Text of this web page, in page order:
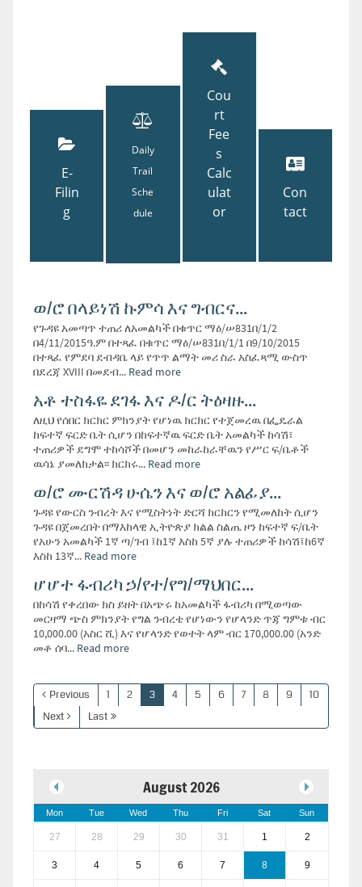
E-
Filin
g
Daily
Trail
Sche
dule
Cou
rt
Fee
s
Calc
ulat
or
Con
tact
ወ/ሮ በላይነሽ ኩምሳ እና ግብርና...
የጉዳዩ አመጣጥ ተጠሪ ለአመልካች በቁጥር ማዕ/ሠ831በ/1/2
በ4/11/2015ዓ.ም በተጻፈ በቁጥር ማዕ/ሠ831በ/1/1 በ9/10/2015
በተጻፈ የምደባ ደብዳቤ ላይ የጥጥ ልማት መሪ ስራ አስፈጻሚ ውስጥ
በደረጃ XVIII በመደብ... Read more
አቶ ተስፋዬ ደገፋ እና ዶ/ር ትዕዛዙ...
ለዚህ የሰበር ክርክር ምክንያት የሆነዉ ክርክር የተጀመረዉ በፌዴራል
ከፍተኛ ፍርድ ቤት ሲሆን በከፍተኛዉ ፍርድ ቤት አመልካች ከሳሽ፣
ተጠሪዎች ደግሞ ተከሳሾች በመሆን መከራከራቸዉን የሥር ፍ/ቤቶች
ዉሳኔ ያመለክታል፡፡ ክርክሩ... Read more
ወ/ሮ ሙርሽዳ ሁሴን እና ወ/ሮ አልፊያ...
ጉዳዩ የውርስ ንብረት እና የሚስትነት ድርሻ ክርክርን የሚመለከት ሲሆን
ጉዳዩ በጀመረበት በማእከላዊ ኢትዮጵያ ክልል ስልጤ ዞን ከፍተኛ ፍ/ቤት
የአሁን አመልካች 1ኛ ጣ/ገብ ፤ከ1ኛ እስከ 5ኛ ያሉ ተጠሪዎች ከሳሽ፤ከ6ኛ
እስከ 13ኛ... Read more
ሆሆተ ፋብሪካ ኃ/የተ/የግ/ማህበር...
በከሳሽ የቀረበው ክስ ይዘት በአጭሩ ከአመልካች ፋብሪካ በሚወጣው
መርዛማ ጭስ ምክንያት የግል ንብረቴ የሆነውን የሆላንድ ጥጃ ግምቱ ብር
10,000.00 (አስር ሺ) እና የሆላንድ የወተት ላም ብር 170,000.00 (አንድ
መቶ ሰባ... Read more
Previous 1 2 3 4 5 6 7 8 9
10
Next
Last
August 2026
Mon Tue Wed Thu Fri Sat Sun
27 28 29 30 31 1 2
3 4 5 6 7 8 9